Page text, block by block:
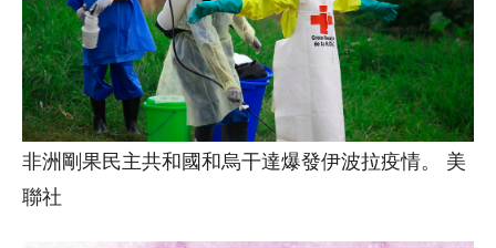
非洲剛果民主共和國和烏干達爆發伊波拉疫情。 美
聯社